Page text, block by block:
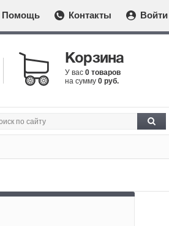
Помощь Контакты Войти
Корзина
У вас 0 товаров
на сумму 0 руб.